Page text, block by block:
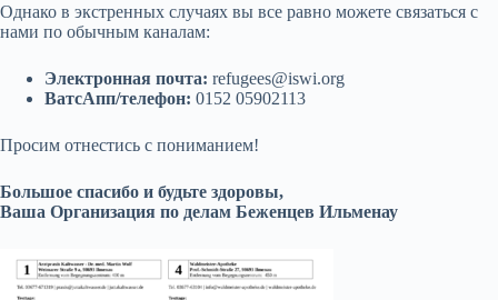
Однако в экстренных случаях вы все равно можете связаться с
нами по обычным каналам:
Электронная почта: refugees@iswi.org
ВатсАпп/телефон: 0152 05902113
Просим отнестись с пониманием!
Большое спасибо и будьте здоровы,
Ваша Организация по делам Беженцев Ильменау